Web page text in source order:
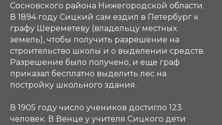
Сосновского района Нижегородской области.
В 1894 году Сицкий сам ездил в Петербург к
графу Шереметеву (владельцу местных
земель), чтобы получить разрешение на
строительство школы и о выделении средств.
Разрешение было получено, и еще граф
приказал бесплатно выделить лес на
постройку школьного здания.
В 1905 году число учеников достигло 123
человек. В Венце у учителя Сицкого дети